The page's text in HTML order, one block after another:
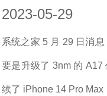
2023-05-29
系统之家 5 月 29 日消
要是升级了 3nm 的
续了 iPhone 14 Pro